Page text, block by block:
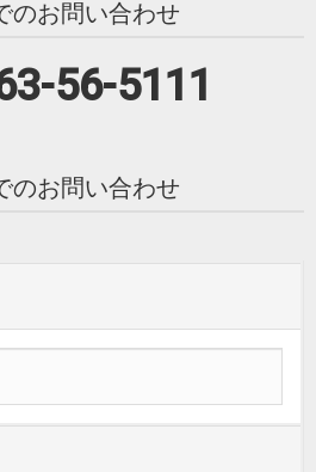
のお問い合わせ
56-5111
のお問い合わせ